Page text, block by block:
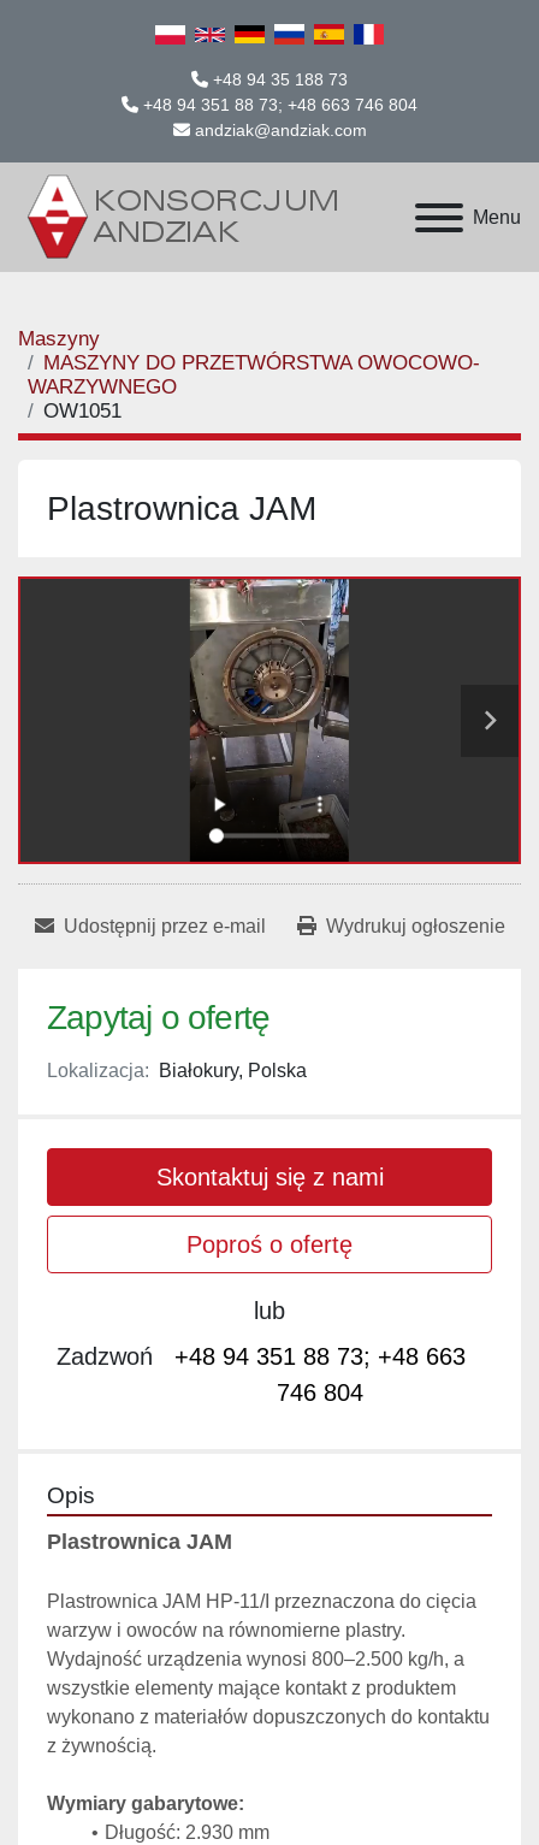
+48 94 35 188 73
+48 94 351 88 73; +48 663 746 804
andziak@andziak.com
Menu
Maszyny
MASZYNY DO PRZETWÓRSTWA OWOCOWO-
WARZYWNEGO
OW1051
Plastrownica JAM
Udostępnij przez e-mail Wydrukuj ogłoszenie
Zapytaj o ofertę
Lokalizacja: Białokury, Polska
Skontaktuj się z nami
Poproś o ofertę
lub
Zadzwoń
+48 94 351 88 73; +48 663
746 804
Opis
Plastrownica JAM
Plastrownica JAM HP-11/I przeznaczona do cięcia
warzyw i owoców na równomierne plastry.
Wydajność urządzenia wynosi 800–2.500 kg/h, a
wszystkie elementy mające kontakt z produktem
wykonano z materiałów dopuszczonych do kontaktu
z żywnością.
Wymiary gabarytowe:
Długość: 2.930 mm